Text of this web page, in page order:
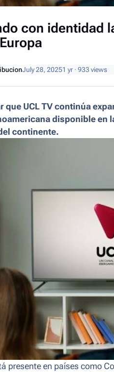
con identidad
July 28, 20251 yr· 933 views
que UCL TV continúa
disponible en
continente.
presente en países como